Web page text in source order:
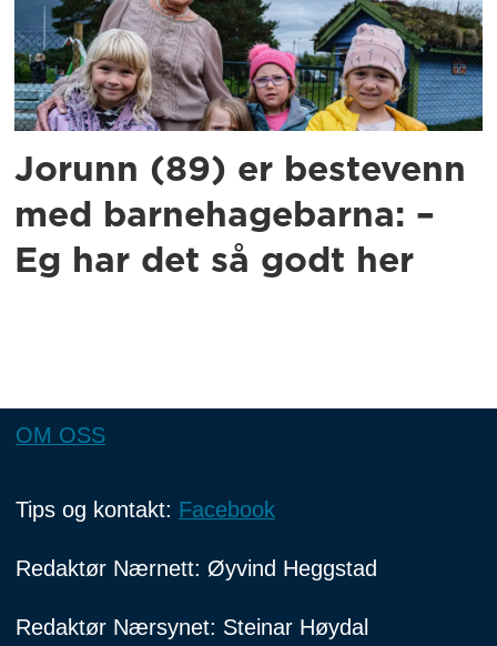
Jorunn (89) er bestevenn
med barnehagebarna: –
Eg har det så godt her
OM OSS
Tips og kontakt: Facebook
Redaktør Nærnett: Øyvind Heggstad
Redaktør Nærsynet: Steinar Høydal